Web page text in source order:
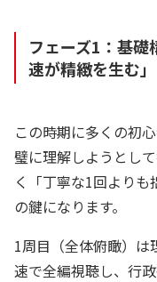
フェーズ1：基
速が精緻を生む」
この時期に多くの初
璧に理解しようとし
く「丁寧な1回より
の鍵になります。
1周目（全体俯瞰）は
速で全編視聴し、行